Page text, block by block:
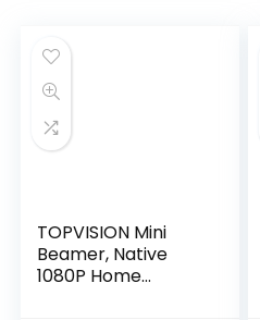
TOPVISION Mini
Beamer, Native
1080P Home